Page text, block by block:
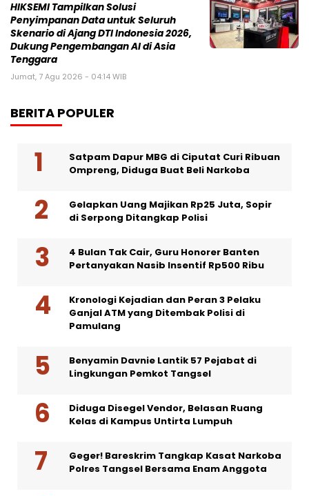
HIKSEMI Tampilkan Solusi
Penyimpanan Data untuk Seluruh
Skenario di Ajang DTI Indonesia 2026,
Dukung Pengembangan AI di Asia
Tenggara
Jumat, 7 Agu 2026 - 04:14 WIB
BERITA POPULER
Satpam Dapur MBG di Ciputat Curi Ribuan
Ompreng, Diduga Buat Beli Narkoba
Gelapkan Uang Majikan Rp25 Juta, Sopir
di Serpong Ditangkap Polisi
4 Bulan Tak Cair, Guru Honorer Banten
Pertanyakan Nasib Insentif Rp500 Ribu
Kronologi Kejadian dan Peran 3 Pelaku
Ganjal ATM yang Ditembak Polisi di
Pamulang
Benyamin Davnie Lantik 57 Pejabat di
Lingkungan Pemkot Tangsel
Diduga Disegel Vendor, Belasan Ruang
Kelas di Kampus Untirta Lumpuh
Geger! Bareskrim Tangkap Kasat Narkoba
Polres Tangsel Bersama Enam Anggota